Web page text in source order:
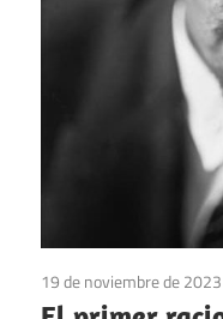
19 de noviembre de 2023